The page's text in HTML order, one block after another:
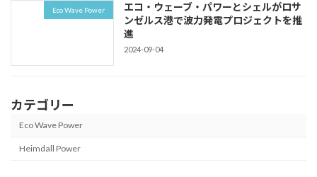
Eco Wave Power
エコ・ウェーブ・パワーとシェルがロサ
ンゼルス港で波力発電プロジェクトを推
進
2024-09-04
カテゴリー
Eco Wave Power
Heimdall Power